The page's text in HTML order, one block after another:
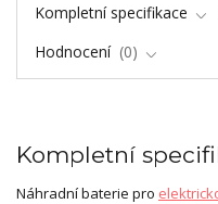
Kompletní specifikace
Hodnocení
0
Kompletní
Náhradní baterie pro